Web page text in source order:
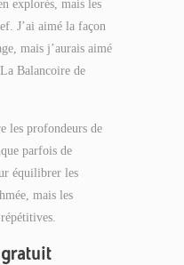
explorés, mais les
J’ai aimé la façon
mais j’aurais aimé
Balancoire de
les profondeurs de
parfois de
équilibrer les
mais les